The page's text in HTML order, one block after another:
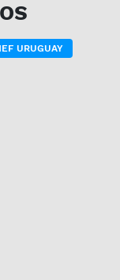
URUGUAY